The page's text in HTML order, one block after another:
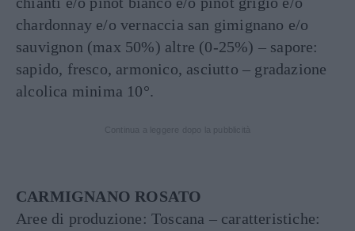
chardonnay e/o vernaccia san gimignano e/o
sauvignon (max 50%) altre (0-25%) – sapore:
sapido, fresco, armonico, asciutto – gradazione
alcolica minima 10°.
CARMIGNANO ROSATO
Aree di produzione: Toscana – caratteristiche: